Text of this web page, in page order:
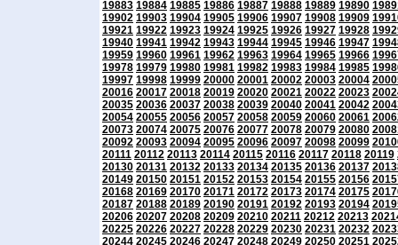
19883 19884 19885 19886 19887 19888 19889 19890
19902 19903 19904 19905 19906 19907 19908 19909
19921 19922 19923 19924 19925 19926 19927 19928
19940 19941 19942 19943 19944 19945 19946 19947
19959 19960 19961 19962 19963 19964 19965 19966
19978 19979 19980 19981 19982 19983 19984 19985
19997 19998 19999 20000 20001 20002 20003 20004
20016 20017 20018 20019 20020 20021 20022 20023
20035 20036 20037 20038 20039 20040 20041 20042
20054 20055 20056 20057 20058 20059 20060 20061
20073 20074 20075 20076 20077 20078 20079 20080
20092 20093 20094 20095 20096 20097 20098 20099
20111 20112 20113 20114 20115 20116 20117 20118 20119
20130 20131 20132 20133 20134 20135 20136 20137
20149 20150 20151 20152 20153 20154 20155 20156
20168 20169 20170 20171 20172 20173 20174 20175
20187 20188 20189 20190 20191 20192 20193 20194
20206 20207 20208 20209 20210 20211 20212 20213
20225 20226 20227 20228 20229 20230 20231 20232
20244 20245 20246 20247 20248 20249 20250 20251